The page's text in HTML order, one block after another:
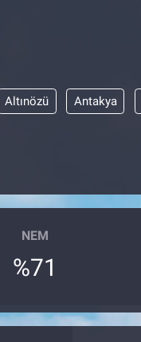
Altınözü Antakya
NEM
%71